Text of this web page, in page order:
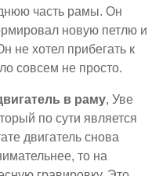
часть рамы. Он
новую петлю и
не хотел прибегать к
совсем не просто.
в раму, Уве
по сути является
двигатель снова
то на